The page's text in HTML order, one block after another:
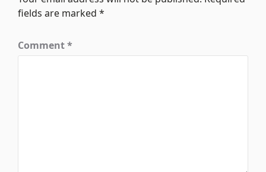
fields are marked*
Comment*